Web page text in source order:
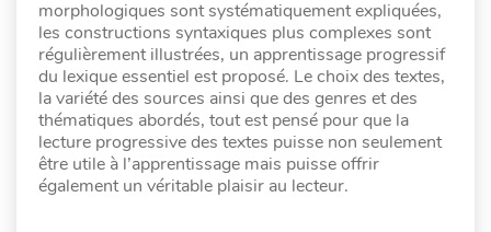
morphologiques sont systématiquement expliquées,
les constructions syntaxiques plus complexes sont
régulièrement illustrées, un apprentissage progressif
du lexique essentiel est proposé. Le choix des textes,
la variété des sources ainsi que des genres et des
thématiques abordés, tout est pensé pour que la
lecture progressive des textes puisse non seulement
être utile à l’apprentissage mais puisse offrir
également un véritable plaisir au lecteur.